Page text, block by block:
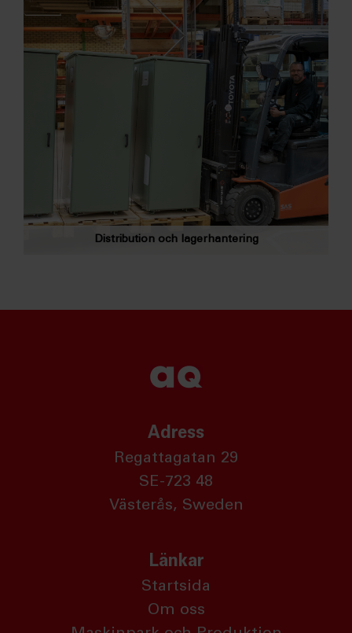
Distribution och lagerhantering
Adress
Regattagatan 29
SE-723 48
Västerås, Sweden
Länkar
Startsida
Om oss